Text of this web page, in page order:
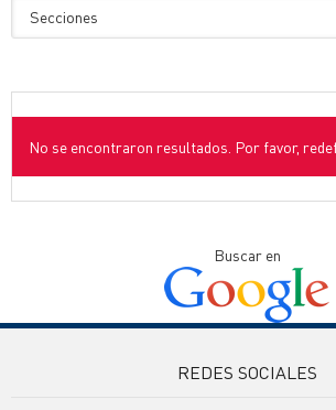
No se encontraron resultados. Por favor,
Buscar en
REDES SOCIALES